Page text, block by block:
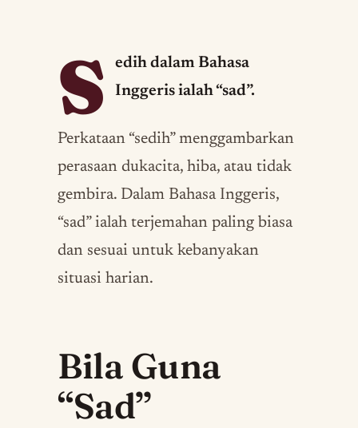
S
edih dalam Bahasa
Inggeris ialah “sad”.
Perkataan “sedih” menggambarkan
perasaan dukacita, hiba, atau tidak
gembira. Dalam Bahasa Inggeris,
“sad” ialah terjemahan paling biasa
dan sesuai untuk kebanyakan
situasi harian.
Bila Guna
“Sad”